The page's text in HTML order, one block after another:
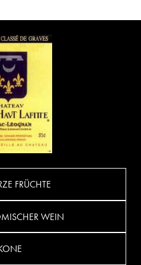
FRÜCHTE
WEIN